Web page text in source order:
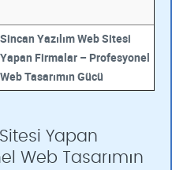
Sincan Yazılım Web Sitesi
Yapan Firmalar – Profesyonel
Web Tasarımın Gücü
Yapan
Web Tasarımın